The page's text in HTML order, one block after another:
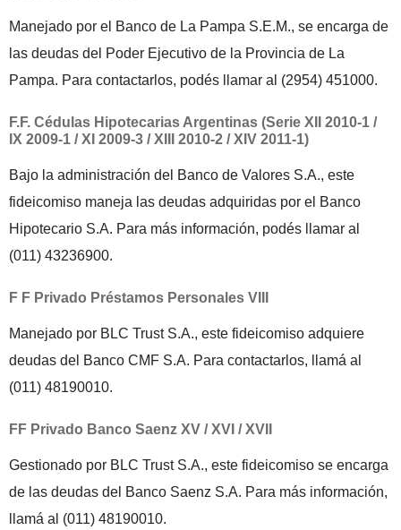
Manejado por el Banco de La Pampa S.E.M., se encarga de
las deudas del Poder Ejecutivo de la Provincia de La
Pampa. Para contactarlos, podés llamar al (2954) 451000.
F.F. Cédulas Hipotecarias Argentinas (Serie XII 2010-1 /
IX 2009-1 / XI 2009-3 / XIII 2010-2 / XIV 2011-1)
Bajo la administración del Banco de Valores S.A., este
fideicomiso maneja las deudas adquiridas por el Banco
Hipotecario S.A. Para más información, podés llamar al
(011) 43236900.
F F Privado Préstamos Personales VIII
Manejado por BLC Trust S.A., este fideicomiso adquiere
deudas del Banco CMF S.A. Para contactarlos, llamá al
(011) 48190010.
FF Privado Banco Saenz XV / XVI / XVII
Gestionado por BLC Trust S.A., este fideicomiso se encarga
de las deudas del Banco Saenz S.A. Para más información,
llamá al (011) 48190010.